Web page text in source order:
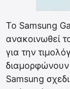
Το Samsung
ανακοινωθεί
για την
Samsung